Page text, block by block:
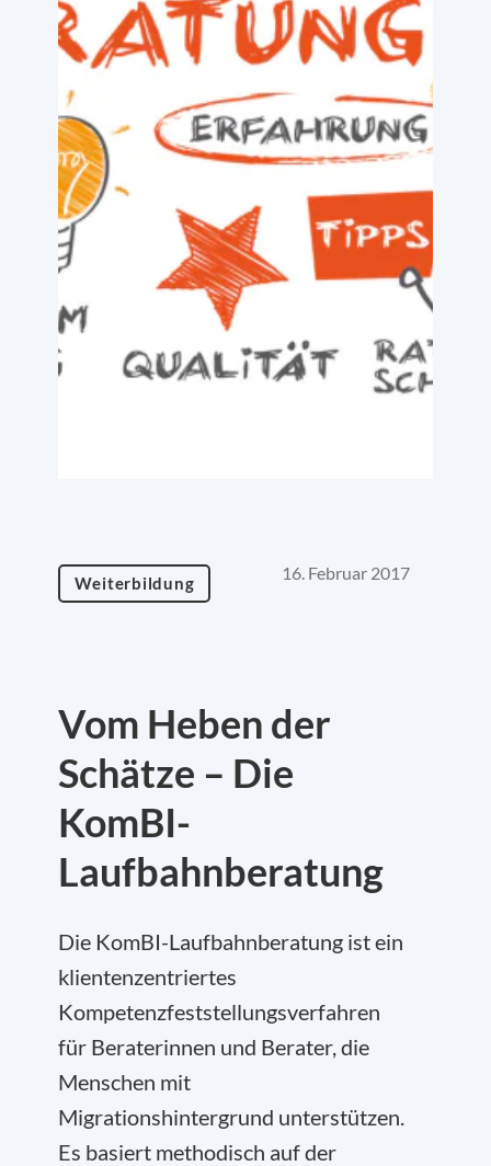
Weiterbildung 16. Februar 2017
Vom Heben der
Schätze – Die
KomBI-
Laufbahnberatung
Die KomBI-Laufbahnberatung ist ein
klientenzentriertes
Kompetenzfeststellungsverfahren
für Beraterinnen und Berater, die
Menschen mit
Migrationshintergrund unterstützen.
Es basiert methodisch auf der